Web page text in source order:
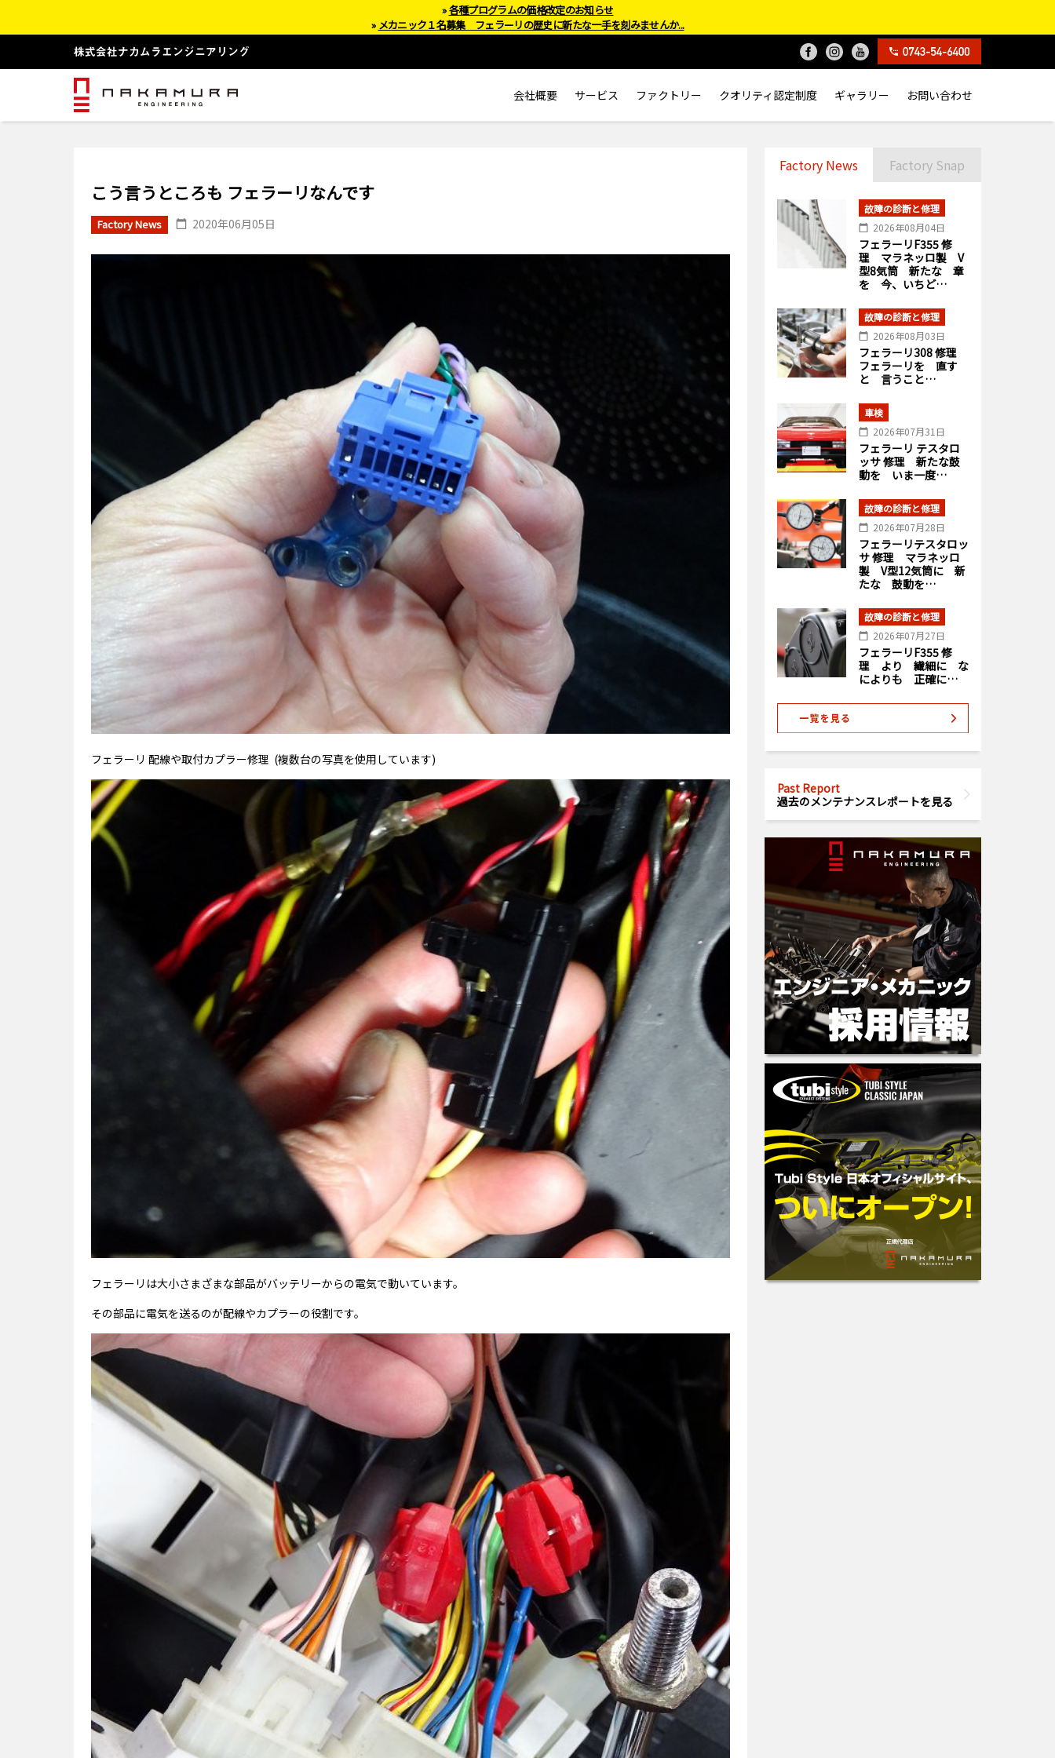
会社概要 サービス ファクトリー クオリティ認定制度 ギャラリー お問い合わせ
こう言うところも フェラーリなんです
Factory News 2020年06月05日
フェラーリ 配線や取付カプラー修理 (複数台の写真を使用しています)
フェラーリは大小さまざまな部品がバッテリーからの電気で動いています。
その部品に電気を送るのが配線やカプラーの役割です。
Factory News Factory Snap
故障の診断と修理
2026年08月04日
フェラーリF355 修
理 マラネッロ製 V
型8気筒 新たな 章
を 今、いちど…
故障の診断と修理
2026年08月03日
フェラーリ308 修理
フェラーリを 直す
と 言うこと…
車検
2026年07月31日
フェラーリ テスタロ
ッサ 修理 新たな鼓
動を いま一度…
故障の診断と修理
2026年07月28日
フェラーリテスタロッ
サ 修理 マラネッロ
製 V型12気筒に 新
たな 鼓動を…
故障の診断と修理
2026年07月27日
フェラーリF355 修
理 より 繊細に な
によりも 正確に…
Past Report
過去のメンテナンスレポートを見る
»各種プログラムの価格改定のお知らせ
» メカニック１名募集 フェラーリの歴史に新たな一手を刻みませんか...